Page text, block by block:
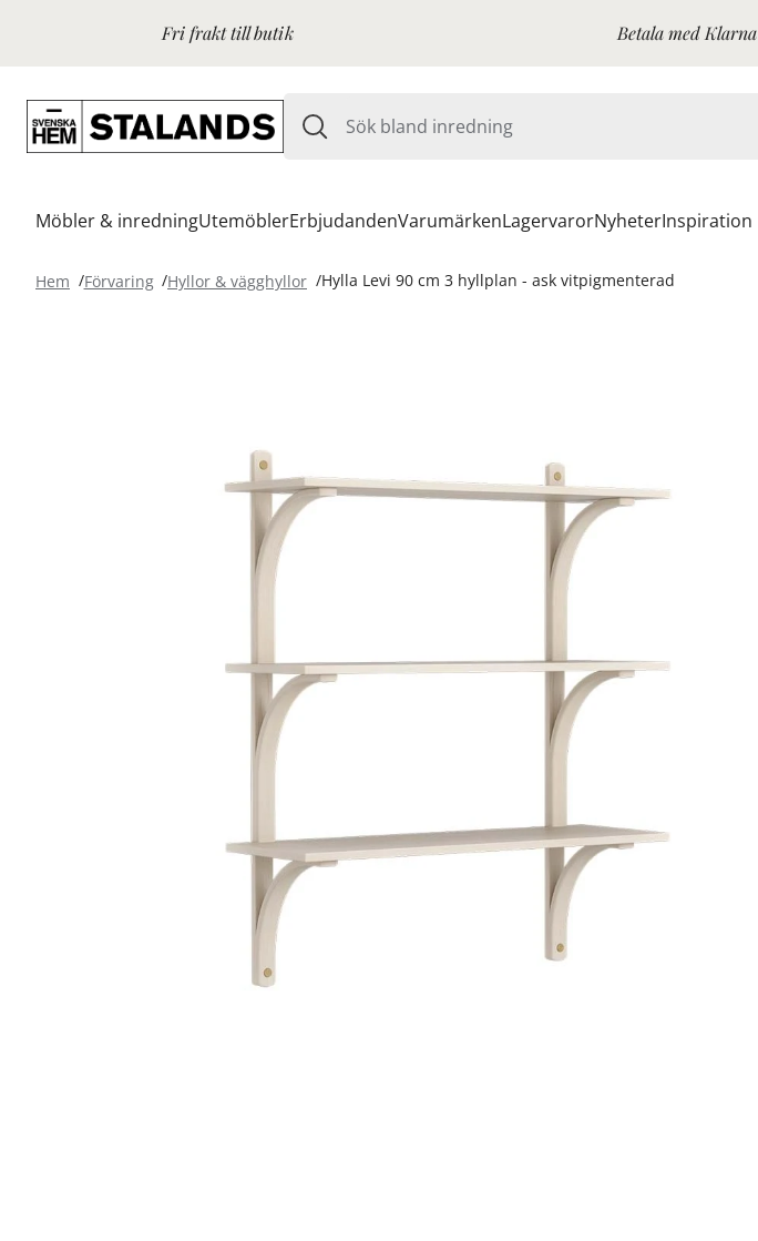
Fri frakt till butik Betala med Klarna
Möbler & inredningUtemöblerErbjudandenVarumärkenLagervarorNyheterInspiration
Hem Förvaring Hyllor & vägghyllor Hylla Levi 90 cm 3 hyllplan - ask vitpigmenterad